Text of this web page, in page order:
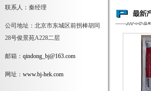
联系人：秦经理
公司地址：北京市东城区前拐棒胡同
28号俊景苑A228二层
邮箱： qindong_bj@163.com
网址： www.bj-hek.com